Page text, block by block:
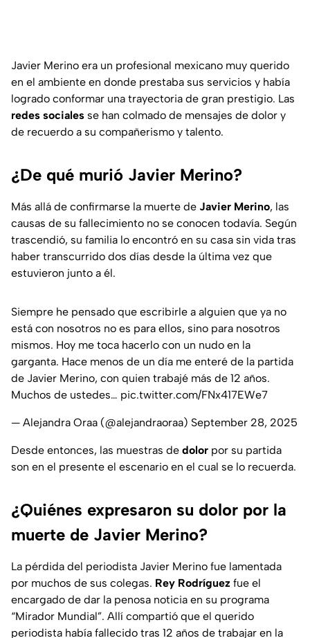
Javier Merino era un profesional mexicano muy querido
en el ambiente en donde prestaba sus servicios y había
logrado conformar una trayectoria de gran prestigio. Las
redes sociales se han colmado de mensajes de dolor y
de recuerdo a su compañerismo y talento.
¿De qué murió Javier Merino?
Más allá de confirmarse la muerte de Javier Merino, las
causas de su fallecimiento no se conocen todavía. Según
trascendió, su familia lo encontró en su casa sin vida tras
haber transcurrido dos días desde la última vez que
estuvieron junto a él.
Siempre he pensado que escribirle a alguien que ya no
está con nosotros no es para ellos, sino para nosotros
mismos. Hoy me toca hacerlo con un nudo en la
garganta. Hace menos de un día me enteré de la partida
de Javier Merino, con quien trabajé más de 12 años.
Muchos de ustedes… pic.twitter.com/FNx417EWe7
— Alejandra Oraa (@alejandraoraa) September 28, 2025
Desde entonces, las muestras de dolor por su partida
son en el presente el escenario en el cual se lo recuerda.
¿Quiénes expresaron su dolor por la
muerte de Javier Merino?
La pérdida del periodista Javier Merino fue lamentada
por muchos de sus colegas. Rey Rodríguez fue el
encargado de dar la penosa noticia en su programa
“Mirador Mundial”. Allí compartió que el querido
periodista había fallecido tras 12 años de trabajar en la